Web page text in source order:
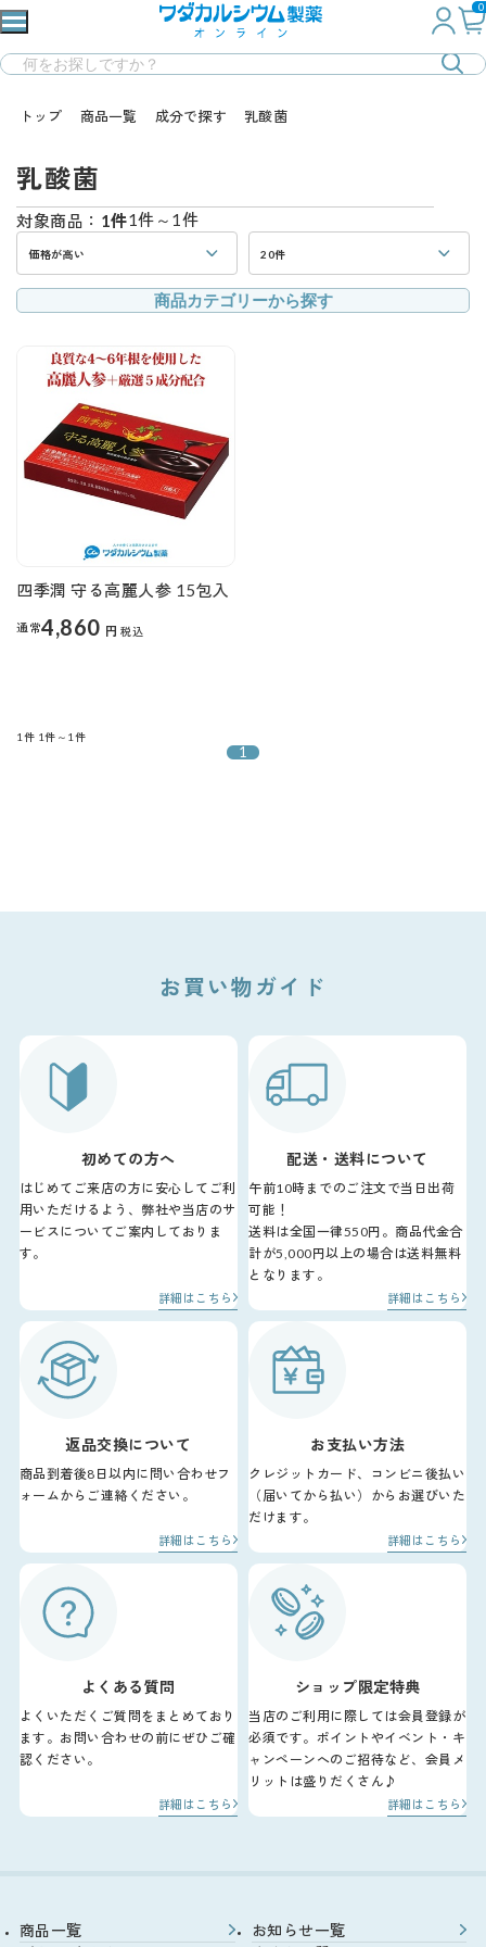
0
トップ 商品一覧 成分で探す 乳酸菌
乳酸菌
対象商品： 1件1件～1件
20件
価格が高い
商品カテゴリーから探す
四季潤 守る高麗人参 15包入
通常4,860 円 税込
1件 1件～1件
1
お買い物ガイド
初めての方へ
はじめてご来店の方に安心してご利
用いただけるよう、弊社や当店のサ
ービスについてご案内しておりま
す。
詳細はこちら
配送・送料について
午前10時までのご注文で当日出荷
可能！
送料は全国一律550円。商品代金合
計が5,000円以上の場合は送料無料
となります。
詳細はこちら
返品交換について
商品到着後8日以内に問い合わせフ
ォームからご連絡ください。
詳細はこちら
お支払い方法
クレジットカード、コンビニ後払い
（届いてから払い）からお選びいた
だけます。
詳細はこちら
よくある質問
よくいただくご質問をまとめており
ます。お問い合わせの前にぜひご確
認ください。
詳細はこちら
ショップ限定特典
当店のご利用に際しては会員登録が
必須です。ポイントやイベント・キ
ャンペーンへのご招待など、会員メ
リットは盛りだくさん♪
詳細はこちら
商品一覧
お知らせ一覧